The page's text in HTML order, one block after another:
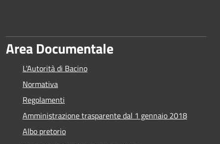
Area Documentale
L'Autorità di Bacino
Normativa
Regolamenti
Amministrazione trasparente dal 1 gennaio 2018
Albo pretorio